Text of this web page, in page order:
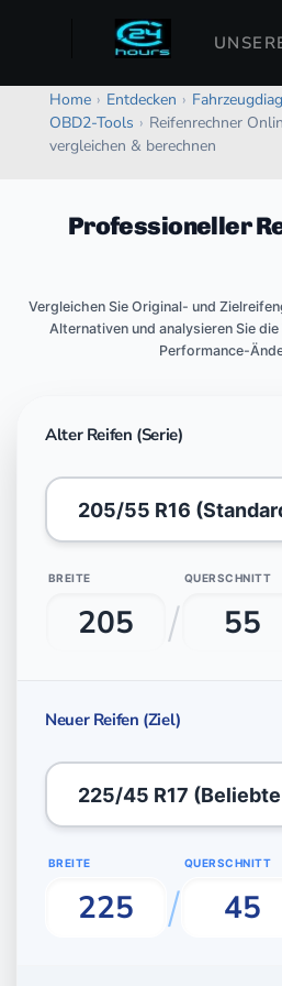
Home › Entdecken ›
OBD2-Tools › Reifenrechner
vergleichen & berechnen
Professioneller
Vergleichen Sie Original- und
Alternativen und analysieren Sie
Performance-
Alter Reifen (Serie)
BREITE
/
QUERSCHNITT
Neuer Reifen (Ziel)
BREITE
/
QUERSCHNITT